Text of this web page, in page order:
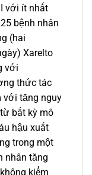
với ít nhất
bệnh nhân
(hai
Xarelto
với
thức tác
với tăng nguy
bất kỳ mô
hậu xuất
trong một
nhân tăng
kiểm